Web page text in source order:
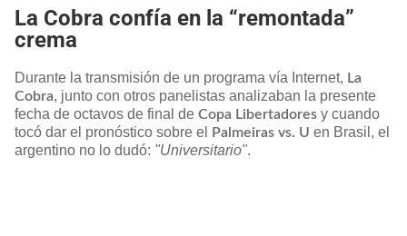
La Cobra confía en la “remontada”
crema
Durante la transmisión de un programa vía Internet, La
Cobra, junto con otros panelistas analizaban la presente
fecha de octavos de final de Copa Libertadores y cuando
tocó dar el pronóstico sobre el Palmeiras vs. U en Brasil, el
argentino no lo dudó: "Universitario".